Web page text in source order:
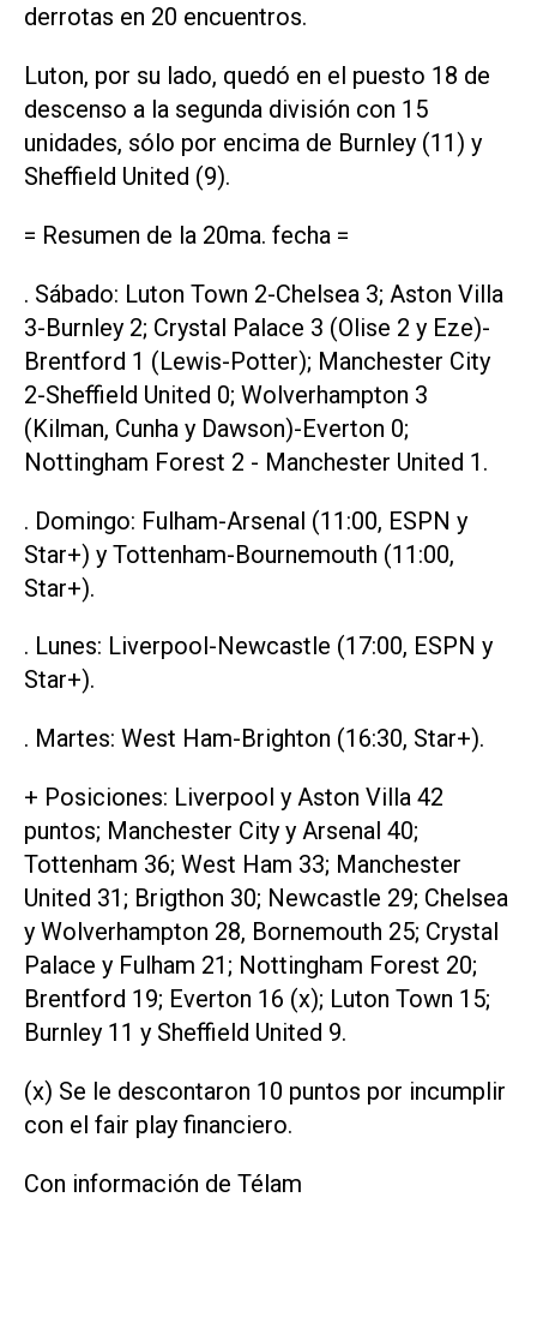
derrotas en 20 encuentros.
Luton, por su lado, quedó en el puesto 18 de
descenso a la segunda división con 15
unidades, sólo por encima de Burnley (11) y
Sheffield United (9).
= Resumen de la 20ma. fecha =
. Sábado: Luton Town 2-Chelsea 3; Aston Villa
3-Burnley 2; Crystal Palace 3 (Olise 2 y Eze)-
Brentford 1 (Lewis-Potter); Manchester City
2-Sheffield United 0; Wolverhampton 3
(Kilman, Cunha y Dawson)-Everton 0;
Nottingham Forest 2 - Manchester United 1.
. Domingo: Fulham-Arsenal (11:00, ESPN y
Star+) y Tottenham-Bournemouth (11:00,
Star+).
. Lunes: Liverpool-Newcastle (17:00, ESPN y
Star+).
. Martes: West Ham-Brighton (16:30, Star+).
+ Posiciones: Liverpool y Aston Villa 42
puntos; Manchester City y Arsenal 40;
Tottenham 36; West Ham 33; Manchester
United 31; Brigthon 30; Newcastle 29; Chelsea
y Wolverhampton 28, Bornemouth 25; Crystal
Palace y Fulham 21; Nottingham Forest 20;
Brentford 19; Everton 16 (x); Luton Town 15;
Burnley 11 y Sheffield United 9.
(x) Se le descontaron 10 puntos por incumplir
con el fair play financiero.
Con información de Télam